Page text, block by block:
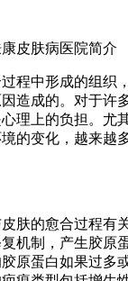
皮肤病医院简介
中形成的组织，
造成的。对于许
理上的负担。尤
的变化，越来越
的愈合过程有
机制，产生胶原
原蛋白如果过多